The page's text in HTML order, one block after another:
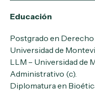
Educación
Postgrado en
Universidad de
LLM – Universidad de
Administrativo (c).
Diplomatura en